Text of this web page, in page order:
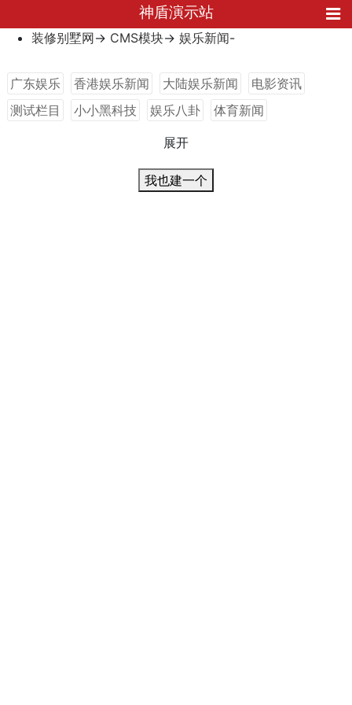
神盾演示站
装修别墅网-> CMS模块-> 娱乐新闻-
广东娱乐 香港娱乐新闻 大陆娱乐新闻
电影资讯
测试栏目
小小黑科技 娱乐八卦
体育新闻
展开
我也建一个